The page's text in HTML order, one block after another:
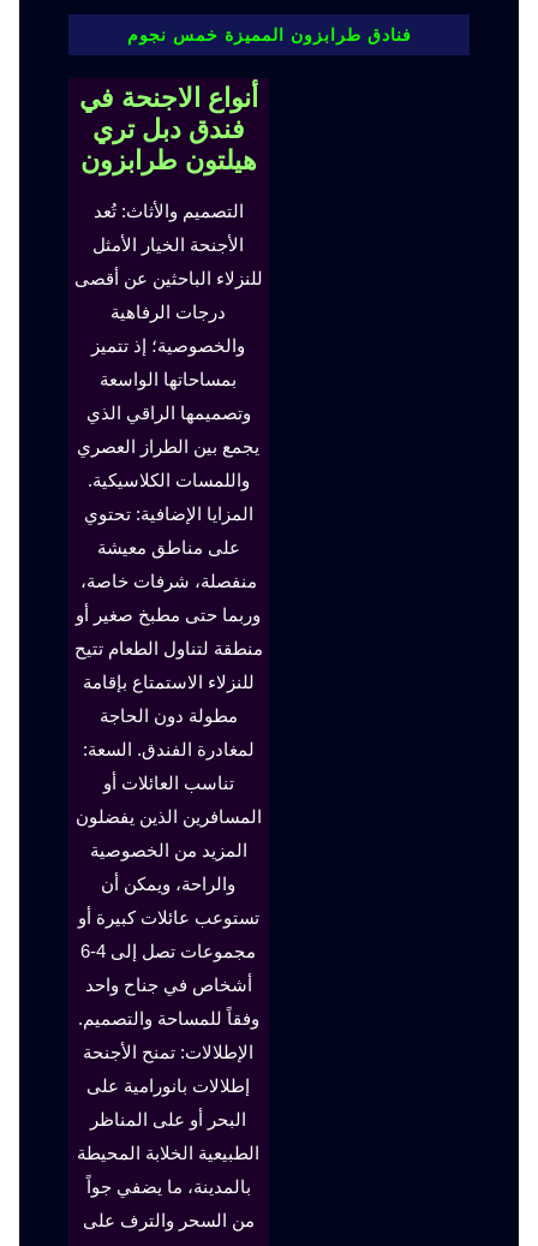
فنادق طرابزون المميزة خمس نجوم
أنواع الاجنحة في
فندق دبل تري
هيلتون طرابزون
التصميم والأثاث: تُعد
الأجنحة الخيار الأمثل
للنزلاء الباحثين عن أقصى
درجات الرفاهية
والخصوصية؛ إذ تتميز
بمساحاتها الواسعة
وتصميمها الراقي الذي
يجمع بين الطراز العصري
واللمسات الكلاسيكية.
المزايا الإضافية: تحتوي
على مناطق معيشة
منفصلة، شرفات خاصة،
وربما حتى مطبخ صغير أو
منطقة لتناول الطعام تتيح
للنزلاء الاستمتاع بإقامة
مطولة دون الحاجة
لمغادرة الفندق. السعة:
تناسب العائلات أو
المسافرين الذين يفضلون
المزيد من الخصوصية
والراحة، ويمكن أن
تستوعب عائلات كبيرة أو
مجموعات تصل إلى 4-6
أشخاص في جناح واحد
وفقاً للمساحة والتصميم.
الإطلالات: تمنح الأجنحة
إطلالات بانورامية على
البحر أو على المناظر
الطبيعية الخلابة المحيطة
بالمدينة، ما يضفي جواً
من السحر والترف على